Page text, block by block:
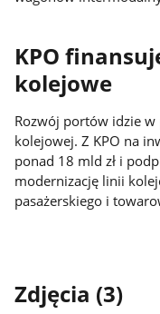
KPO
kolejowe
Rozwój portów idzie
kolejowej. Z KPO na
ponad 18 mld zł i
modernizację linii
pasażerskiego i
Zdjęcia (3)